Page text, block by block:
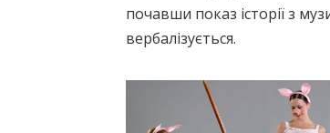
почавши показ історії з
вербалізується.